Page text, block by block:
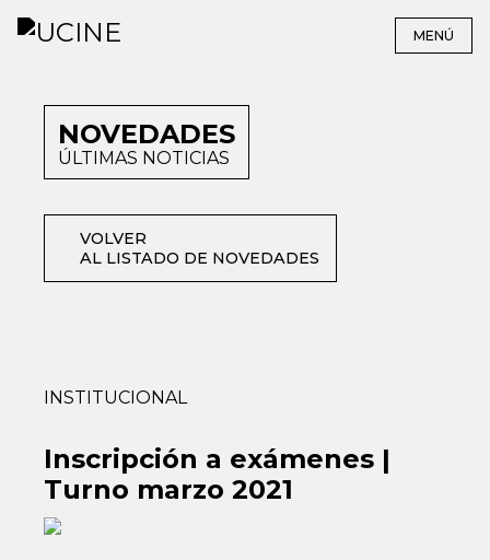
MENÚ
NOVEDADES
ÚLTIMAS NOTICIAS
VOLVER
AL LISTADO DE NOVEDADES
INSTITUCIONAL
Inscripción a exámenes |
Turno marzo 2021